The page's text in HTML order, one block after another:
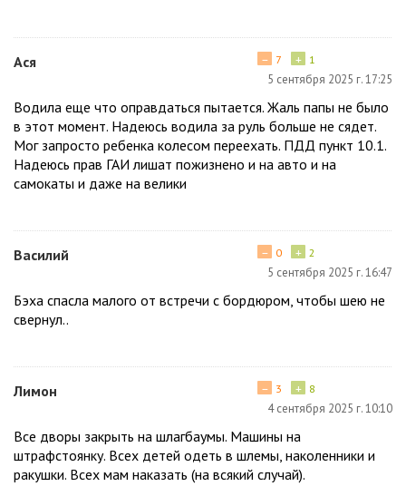
Ася + 1
− 7
5 сентября 2025 г. 17:25
Водила еще что оправдаться пытается. Жаль папы не было
в этот момент. Надеюсь водила за руль больше не сядет.
Мог запросто ребенка колесом переехать. ПДД пункт 10.1.
Надеюсь прав ГАИ лишат пожизнено и на авто и на
самокаты и даже на велики
Василий + 2
− 0
5 сентября 2025 г. 16:47
Бэха спасла малого от встречи с бордюром, чтобы шею не
свернул..
Лимон + 8
− 3
4 сентября 2025 г. 10:10
Все дворы закрыть на шлагбаумы. Машины на
штрафстоянку. Всех детей одеть в шлемы, наколенники и
ракушки. Всех мам наказать (на всякий случай).